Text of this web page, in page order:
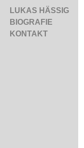
LUKAS HÄSSIG
BIOGRAFIE
KONTAKT